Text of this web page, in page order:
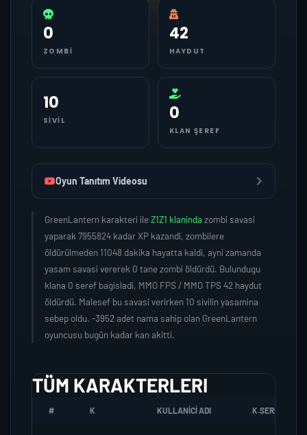
0
ZOMBI
42
HAYDUT
10
SIVIL 0
KLAN ŞEREF
Oyun Tanıtım Videosu
GreenLantern karakteri ileZ1Z1 klaninda zombi savasi
yaparak 7955824 kadar XP kazandi, zombilere
öldürülmeden 11048 dakika hayatta kaldi, ayni zamanda
yasam savasi vererek 0 tane zombi öldürdü. Bulundugu
klana 0 seref bagisladi, MMO FPS / MMO TPS 42 haydut
öldürdü. Malesef bu savasi verirken 10 sivilin yasamina
sebep oldu. -3952 adet nama sahip olan GreenLantern
oyuncusu bugün kadar kan akitti.
TÜM KARAKTERLERI
# K KULLANICI ADI K.SEREFI